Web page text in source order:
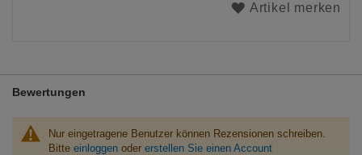
Artikel merken
Bewertungen
Nur eingetragene Benutzer können Rezensionen schreiben.
Bitte einloggen oder erstellen Sie einen Account